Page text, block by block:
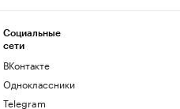
Социальные
сети
ВКонтакте
Одноклассники
Telegram